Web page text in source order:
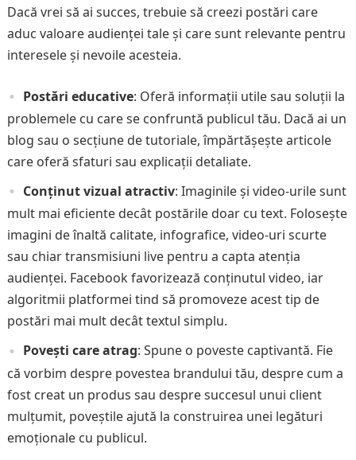
Dacă vrei să ai succes, trebuie să creezi postări care
aduc valoare audienței tale și care sunt relevante pentru
interesele și nevoile acesteia.
Postări educative: Oferă informații utile sau soluții la
problemele cu care se confruntă publicul tău. Dacă ai un
blog sau o secțiune de tutoriale, împărtășește articole
care oferă sfaturi sau explicații detaliate.
Conținut vizual atractiv: Imaginile și video-urile sunt
mult mai eficiente decât postările doar cu text. Folosește
imagini de înaltă calitate, infografice, video-uri scurte
sau chiar transmisiuni live pentru a capta atenția
audienței. Facebook favorizează conținutul video, iar
algoritmii platformei tind să promoveze acest tip de
postări mai mult decât textul simplu.
Povești care atrag: Spune o poveste captivantă. Fie
că vorbim despre povestea brandului tău, despre cum a
fost creat un produs sau despre succesul unui client
mulțumit, poveștile ajută la construirea unei legături
emoționale cu publicul.